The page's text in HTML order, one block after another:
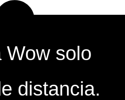
Wow solo
distancia.